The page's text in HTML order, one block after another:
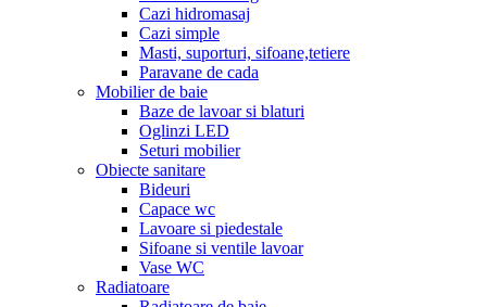
Cazi hidromasaj
Cazi simple
Masti, suporturi, sifoane,tetiere
Paravane de cada
Mobilier de baie
Baze de lavoar si blaturi
Oglinzi LED
Seturi mobilier
Obiecte sanitare
Bideuri
Capace wc
Lavoare si piedestale
Sifoane si ventile lavoar
Vase WC
Radiatoare